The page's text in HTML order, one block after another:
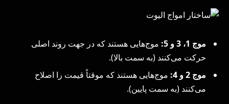
موج 1، 3 و 5 : موج‌هایی هستند که در جهت روند اصلی
حرکت می‌کنند (به سمت بالا).
موج 2 و 4
: موج‌هایی هستند که موقتاً قیمت را اصلاح
می‌کنند (به سمت پایین).